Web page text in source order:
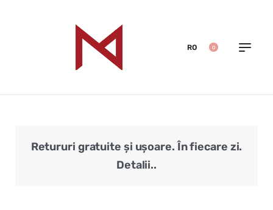
RO 0
Retururi gratuite și ușoare. În fiecare zi.
Detalii..